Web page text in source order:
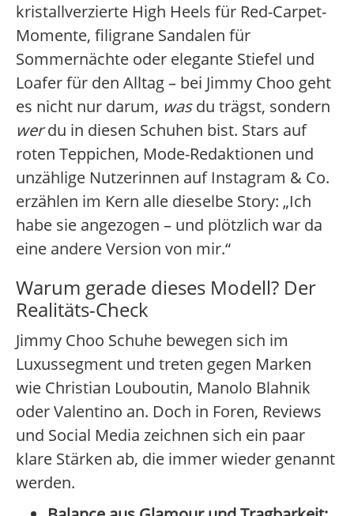
kristallverzierte High Heels für Red-Carpet-
Momente, filigrane Sandalen für
Sommernächte oder elegante Stiefel und
Loafer für den Alltag – bei Jimmy Choo geht
es nicht nur darum, wasdu trägst, sondern
werdu in diesen Schuhen bist. Stars auf
roten Teppichen, Mode-Redaktionen und
unzählige Nutzerinnen auf Instagram & Co.
erzählen im Kern alle dieselbe Story: „Ich
habe sie angezogen – und plötzlich war da
eine andere Version von mir.“
Warum gerade dieses Modell? Der
Realitäts-Check
Jimmy Choo Schuhe bewegen sich im
Luxussegment und treten gegen Marken
wie Christian Louboutin, Manolo Blahnik
oder Valentino an. Doch in Foren, Reviews
und Social Media zeichnen sich ein paar
klare Stärken ab, die immer wieder genannt
werden.